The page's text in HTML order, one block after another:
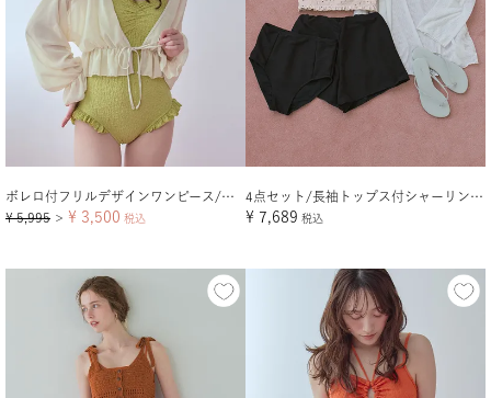
ボレロ付フリルデザインワンピース/セット水着
¥ 5,995 ＞ ¥ 3,500 税込
4点セット/長袖トップス付シャーリングビキニ×ショートパンツ/水着
¥ 7,689 税込